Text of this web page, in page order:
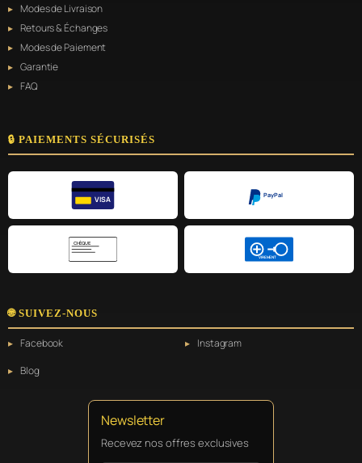
Modes de Livraison
Retours & Échanges
Modes de Paiement
Garantie
FAQ
🔒 PAIEMENTS SÉCURISÉS
VISA
PayPal
CHÈQUE
VIREMENT
🌐 SUIVEZ-NOUS
Facebook
Instagram
Blog
Newsletter
Recevez nos offres exclusives